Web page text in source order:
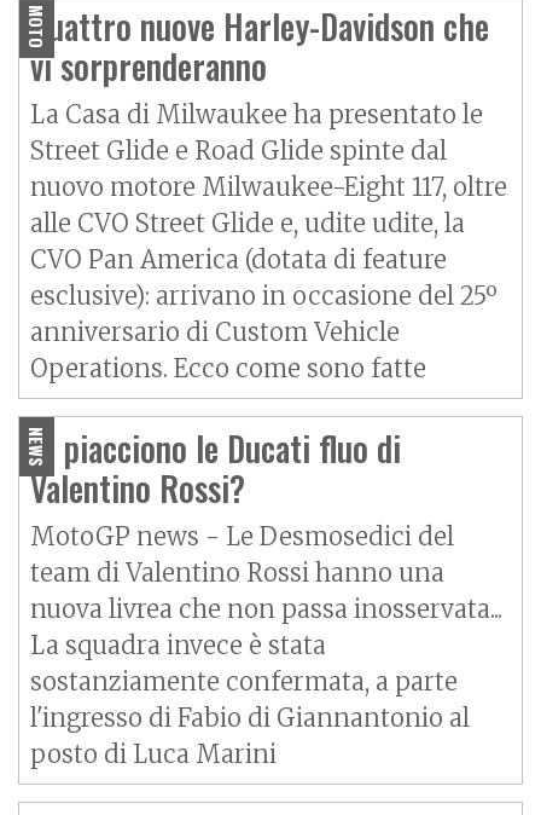
MOTO
Quattro nuove Harley-Davidson che
vi sorprenderanno
La Casa di Milwaukee ha presentato le
Street Glide e Road Glide spinte dal
nuovo motore Milwaukee-Eight 117, oltre
alle CVO Street Glide e, udite udite, la
CVO Pan America (dotata di feature
esclusive): arrivano in occasione del 25º
anniversario di Custom Vehicle
Operations. Ecco come sono fatte
NEWS
Vi piacciono le Ducati fluo di
Valentino Rossi?
MotoGP news - Le Desmosedici del
team di Valentino Rossi hanno una
nuova livrea che non passa inosservata...
La squadra invece è stata
sostanziamente confermata, a parte
l'ingresso di Fabio di Giannantonio al
posto di Luca Marini